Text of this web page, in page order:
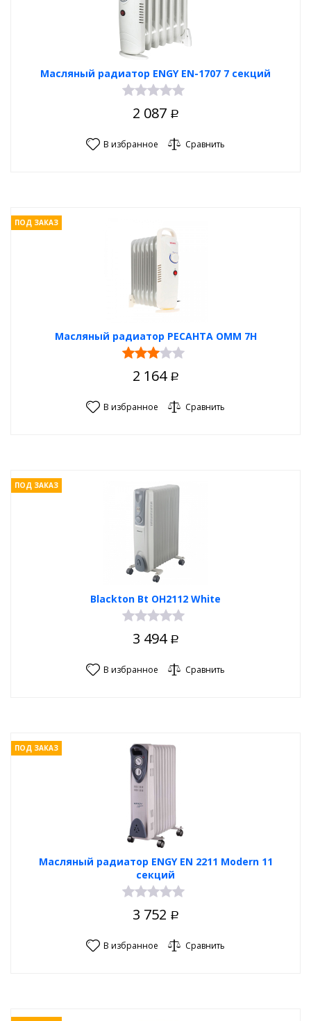
Масляный радиатор ENGY EN-1707 7 секций
2 087 Р
В избранное Сравнить
Масляный радиатор РЕСАНТА ОММ 7Н
ПОД ЗАКАЗ
2 164 Р
В избранное Сравнить
Blackton Bt OH2112 White
ПОД ЗАКАЗ
3 494 Р
В избранное Сравнить
Масляный радиатор ENGY EN 2211 Modern 11
секций
ПОД ЗАКАЗ
3 752 Р
В избранное Сравнить